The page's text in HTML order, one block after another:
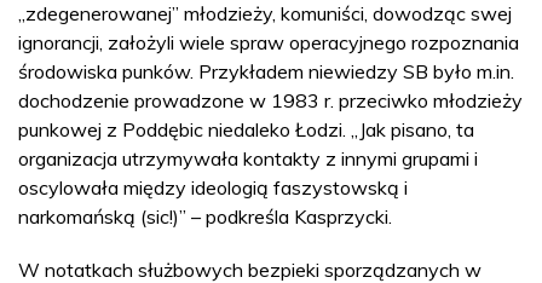
„zdegenerowanej” młodzieży, komuniści, dowodząc swej
ignorancji, założyli wiele spraw operacyjnego rozpoznania
środowiska punków. Przykładem niewiedzy SB było m.in.
dochodzenie prowadzone w 1983 r. przeciwko młodzieży
punkowej z Poddębic niedaleko Łodzi. „Jak pisano, ta
organizacja utrzymywała kontakty z innymi grupami i
oscylowała między ideologią faszystowską i
narkomańską (sic!)” – podkreśla Kasprzycki.
W notatkach służbowych bezpieki sporządzanych w